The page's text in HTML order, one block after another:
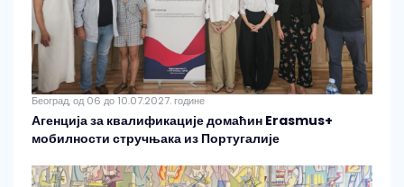
Београд, од 06 до 10.07.2027. године
Агенција за квалификације домаћин Erasmus+
мобилности стручњака из Португалије